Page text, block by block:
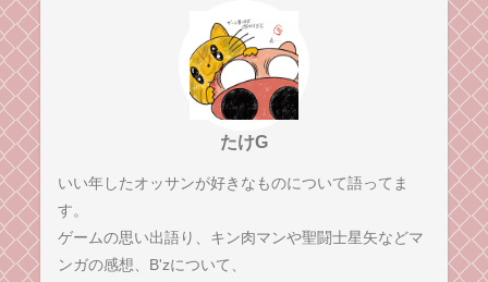
たけG
いい年したオッサンが好きなものについて語ってま
す。
ゲームの思い出語り、キン肉マンや聖闘士星矢などマ
ンガの感想、B'zについて、